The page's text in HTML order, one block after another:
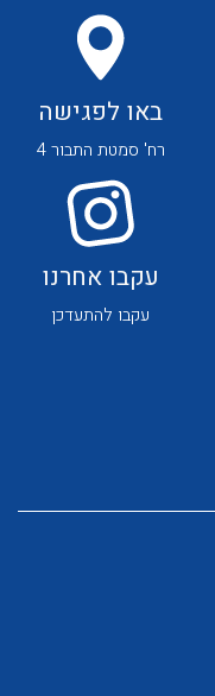
לכל מוצרי היצרן
באו לפגישה
רח' סמטת התבור 4
עקבו אחרנו
עקבו להתעדכן